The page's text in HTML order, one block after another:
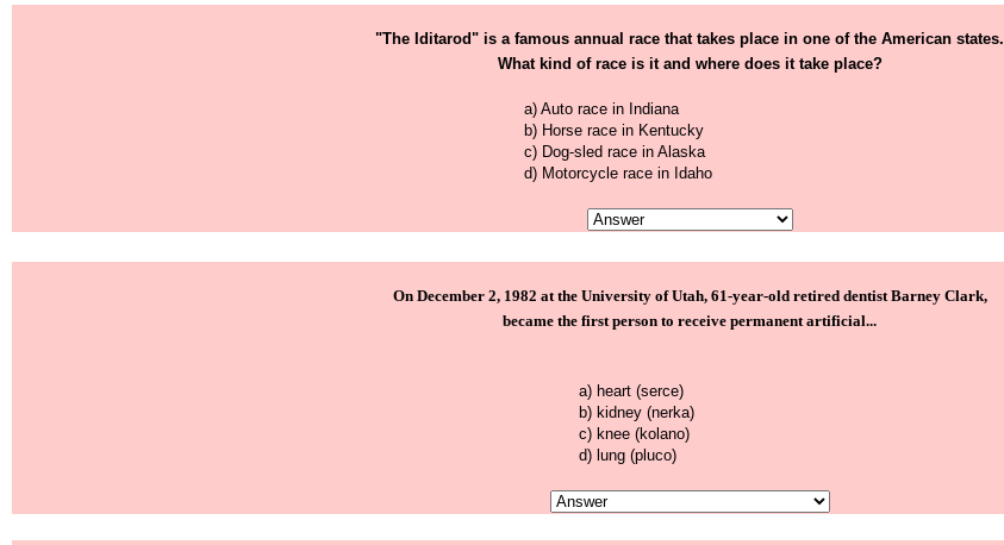
"The Iditarod" is a famous annual race that takes place in one of the American states.
What kind of race is it and where does it take place?
a) Auto race in Indiana
b) Horse race in Kentucky
c) Dog-sled race in Alaska
d) Motorcycle race in Idaho
On December 2, 1982 at the University of Utah, 61-year-old retired dentist Barney Clark,
became the first person to receive permanent artificial...
a) heart (serce)
b) kidney (nerka)
c) knee (kolano)
d) lung (pluco)